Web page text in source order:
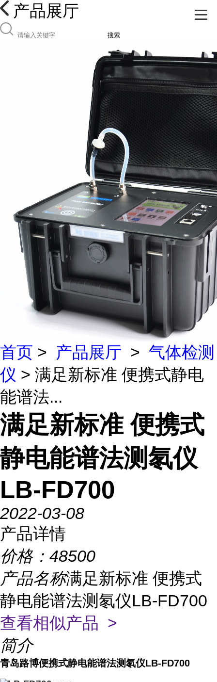
产品展厅
搜索
首页 > 产品展厅 > 气体检测
仪 > 满足新标准 便携式静电
能谱法...
满足新标准 便携式
静电能谱法测氡仪
LB-FD700
2022-03-08
产品详情
价格： 48500
产品名称满足新标准 便携式
静电能谱法测氡仪LB-FD700
查看相似产品 >
简介
青岛路博便携式静电能谱法测氡仪LB-FD700